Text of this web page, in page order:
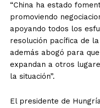
El
“China ha estado
promoviendo
apoyando todos los
resolución pacífica de la
además abogó para
expandan a otros
la situación”.
El presidente de